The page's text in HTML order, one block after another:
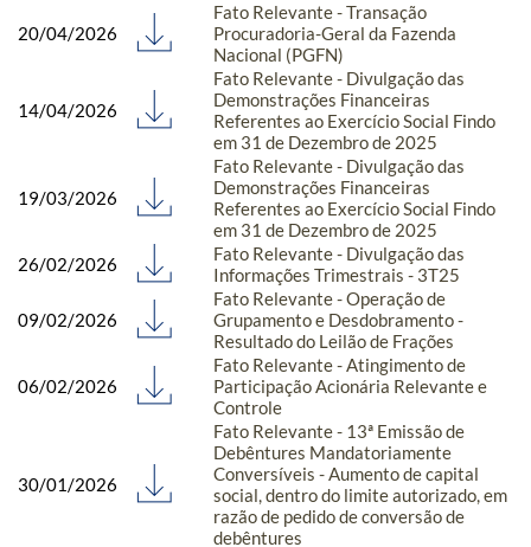
20/04/2026
Fato Relevante - Transação
Procuradoria-Geral da Fazenda
Nacional (PGFN)
14/04/2026
Fato Relevante - Divulgação das
Demonstrações Financeiras
Referentes ao Exercício Social Findo
em 31 de Dezembro de 2025
19/03/2026
Fato Relevante - Divulgação das
Demonstrações Financeiras
Referentes ao Exercício Social Findo
em 31 de Dezembro de 2025
26/02/2026
Fato Relevante - Divulgação das
Informações Trimestrais - 3T25
09/02/2026
Fato Relevante - Operação de
Grupamento e Desdobramento -
Resultado do Leilão de Frações
06/02/2026
Fato Relevante - Atingimento de
Participação Acionária Relevante e
Controle
30/01/2026
Fato Relevante - 13ª Emissão de
Debêntures Mandatoriamente
Conversíveis - Aumento de capital
social, dentro do limite autorizado, em
razão de pedido de conversão de
debêntures